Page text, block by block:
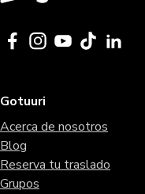
Gotuuri
Acerca de nosotros
Blog
Reserva tu traslado
Grupos